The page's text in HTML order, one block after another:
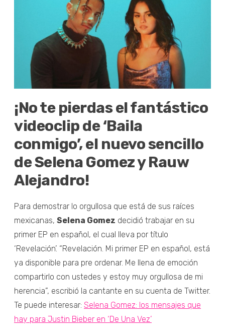
¡No te pierdas el fantástico
videoclip de ‘Baila
conmigo’, el nuevo sencillo
de Selena Gomez y Rauw
Alejandro!
Para demostrar lo orgullosa que está de sus raíces
mexicanas, Selena Gomez decidió trabajar en su
primer EP en español, el cual lleva por título
‘Revelación’. “Revelación. Mi primer EP en español, está
ya disponible para pre ordenar. Me llena de emoción
compartirlo con ustedes y estoy muy orgullosa de mi
herencia”, escribió la cantante en su cuenta de Twitter.
Te puede interesar: Selena Gomez: los mensajes que
hay para Justin Bieber en ‘De Una Vez’